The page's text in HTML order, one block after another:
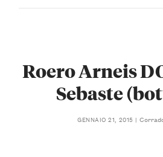
Roero Arneis
Sebaste
GENNAIO 21, 2015